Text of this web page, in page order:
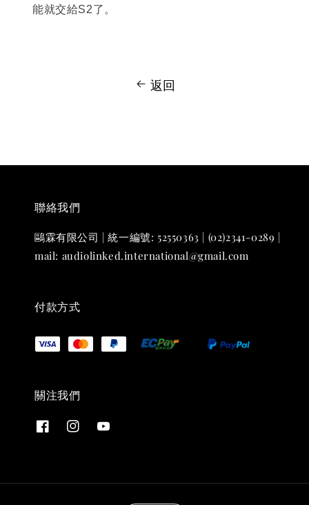
能就交給S2了。
返回
聯絡我們
鷗霖有限公司 | 統一編號: 52550363 | (02)2341-0289 |
mail: audiolinked.international@gmail.com
付款方式
關注我們